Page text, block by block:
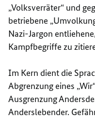
„Volksverräter“ und
betriebene
Nazi-Jargon
Kampfbegriffe zu
Im Kern dient die
Abgrenzung eines
Ausgrenzung
Anderslebender.